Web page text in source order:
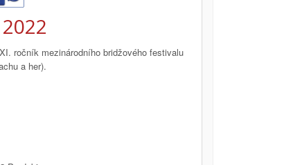
ročník mezinárodního bridžového festivalu
a her).